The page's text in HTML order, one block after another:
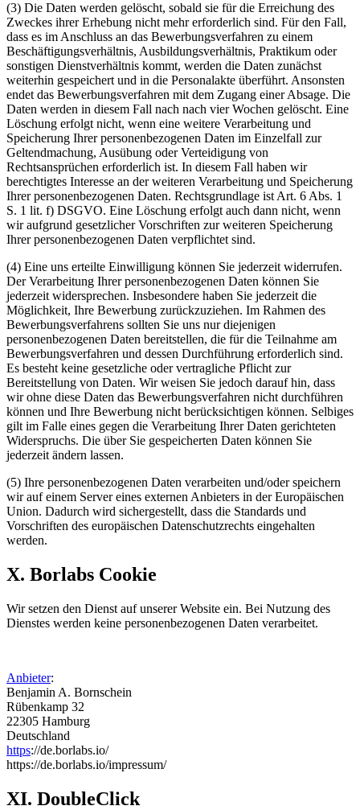
(3) Die Daten werden gelöscht, sobald sie für die Erreichung des
Zweckes ihrer Erhebung nicht mehr erforderlich sind. Für den Fall,
dass es im Anschluss an das Bewerbungsverfahren zu einem
Beschäftigungsverhältnis, Ausbildungsverhältnis, Praktikum oder
sonstigen Dienstverhältnis kommt, werden die Daten zunächst
weiterhin gespeichert und in die Personalakte überführt. Ansonsten
endet das Bewerbungsverfahren mit dem Zugang einer Absage. Die
Daten werden in diesem Fall nach nach vier Wochen gelöscht. Eine
Löschung erfolgt nicht, wenn eine weitere Verarbeitung und
Speicherung Ihrer personenbezogenen Daten im Einzelfall zur
Geltendmachung, Ausübung oder Verteidigung von
Rechtsansprüchen erforderlich ist. In diesem Fall haben wir
berechtigtes Interesse an der weiteren Verarbeitung und Speicherung
Ihrer personenbezogenen Daten. Rechtsgrundlage ist Art. 6 Abs. 1
S. 1 lit. f) DSGVO. Eine Löschung erfolgt auch dann nicht, wenn
wir aufgrund gesetzlicher Vorschriften zur weiteren Speicherung
Ihrer personenbezogenen Daten verpflichtet sind.
(4) Eine uns erteilte Einwilligung können Sie jederzeit widerrufen.
Der Verarbeitung Ihrer personenbezogenen Daten können Sie
jederzeit widersprechen. Insbesondere haben Sie jederzeit die
Möglichkeit, Ihre Bewerbung zurückzuziehen. Im Rahmen des
Bewerbungsverfahrens sollten Sie uns nur diejenigen
personenbezogenen Daten bereitstellen, die für die Teilnahme am
Bewerbungsverfahren und dessen Durchführung erforderlich sind.
Es besteht keine gesetzliche oder vertragliche Pflicht zur
Bereitstellung von Daten. Wir weisen Sie jedoch darauf hin, dass
wir ohne diese Daten das Bewerbungsverfahren nicht durchführen
können und Ihre Bewerbung nicht berücksichtigen können. Selbiges
gilt im Falle eines gegen die Verarbeitung Ihrer Daten gerichteten
Widerspruchs. Die über Sie gespeicherten Daten können Sie
jederzeit ändern lassen.
(5) Ihre personenbezogenen Daten verarbeiten und/oder speichern
wir auf einem Server eines externen Anbieters in der Europäischen
Union. Dadurch wird sichergestellt, dass die Standards und
Vorschriften des europäischen Datenschutzrechts eingehalten
werden.
X. Borlabs Cookie
Wir setzen den Dienst auf unserer Website ein. Bei Nutzung des
Dienstes werden keine personenbezogenen Daten verarbeitet.
Anbieter:
Benjamin A. Bornschein
Rübenkamp 32
22305 Hamburg
Deutschland
https://de.borlabs.io/
https://de.borlabs.io/impressum/
XI. DoubleClick